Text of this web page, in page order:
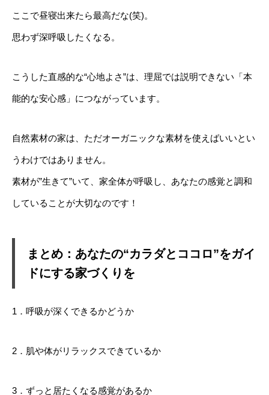
ここで昼寝出来たら最高だな(笑)。
思わず深呼吸したくなる。
こうした直感的な“心地よさ”は、理屈では説明できない「本
能的な安心感」につながっています。
自然素材の家は、ただオーガニックな素材を使えばいいとい
うわけではありません。
素材が”生きて”いて、家全体が呼吸し、あなたの感覚と調和
していることが大切なのです！
まとめ：あなたの“カラダとココロ”をガイ
ドにする家づくりを
1．呼吸が深くできるかどうか
2．肌や体がリラックスできているか
3．ずっと居たくなる感覚があるか